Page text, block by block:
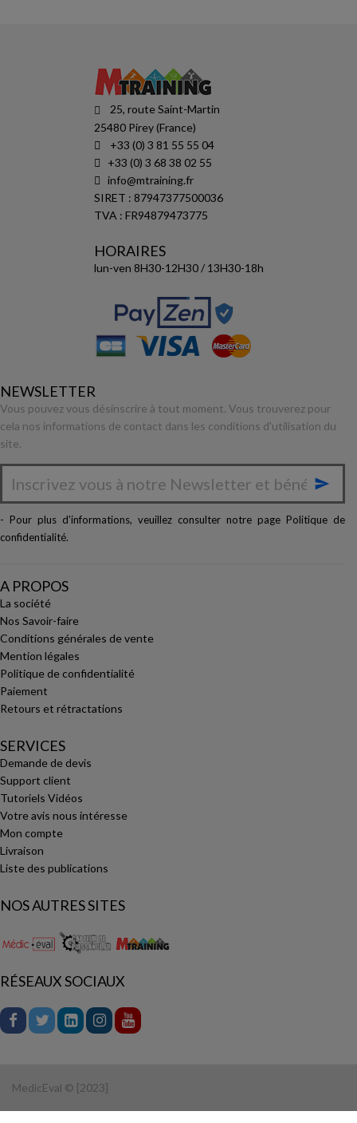
25, route Saint-Martin
25480 Pirey (France)
+33 (0) 3 81 55 55 04
+33 (0) 3 68 38 02 55
info@mtraining.fr
SIRET : 87947377500036
TVA : FR94879473775
HORAIRES
lun-ven 8H30-12H30 / 13H30-18h
NEWSLETTER
Vous pouvez vous désinscrire à tout moment. Vous trouverez pour
cela nos informations de contact dans les conditions d'utilisation du
site.

- Pour plus d'informations, veuillez consulter notre page Politique de
confidentialité.
A PROPOS
La société
Nos Savoir-faire
Conditions générales de vente
Mention légales
Politique de confidentialité
Paiement
Retours et rétractations
SERVICES
Demande de devis
Support client
Tutoriels Vidéos
Votre avis nous intéresse
Mon compte
Livraison
Liste des publications
NOS AUTRES SITES
RÉSEAUX SOCIAUX
MedicEval © [2023]